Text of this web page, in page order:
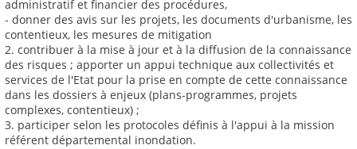
administratif et financier des procédures,
- donner des avis sur les projets, les documents d'urbanisme, les
contentieux, les mesures de mitigation
2. contribuer à la mise à jour et à la diffusion de la connaissance
des risques ; apporter un appui technique aux collectivités et
services de l'Etat pour la prise en compte de cette connaissance
dans les dossiers à enjeux (plans-programmes, projets
complexes, contentieux) ;
3. participer selon les protocoles définis à l'appui à la mission
référent départemental inondation.